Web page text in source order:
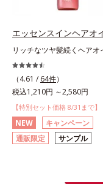
エッセンスインヘアオ
リッチなツヤ髪続くヘアオ
（4.61 / 64件）
税込1,210円 ～2,580円
【特別セット価格 8/31まで】
NEW
キャンペーン
通販限定
サンプル